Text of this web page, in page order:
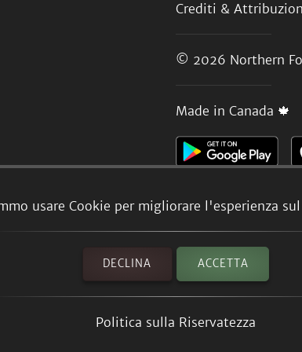
usare Cookie per migliorare l'esperienza
DECLINA ACCETTA
Politica sulla Riservatezza
Crediti &
© 2026 Northern
Made in Canada 🍁